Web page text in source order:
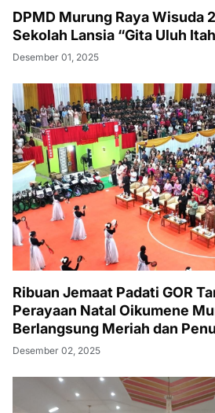
DPMD Murung Raya Wisuda
Sekolah Lansia “Gita Uluh
Desember 01, 2025
Ribuan Jemaat Padati GOR
Perayaan Natal Oikumene
Berlangsung Meriah dan
Desember 02, 2025